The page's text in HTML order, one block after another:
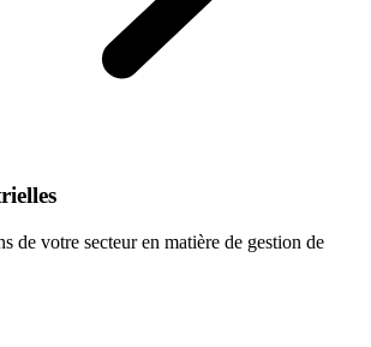
de votre secteur en matière de gestion de